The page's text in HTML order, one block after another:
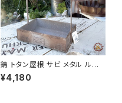
錆 トタン屋根 サビ メタル ルー
フプランター B azi-azi
¥4,180